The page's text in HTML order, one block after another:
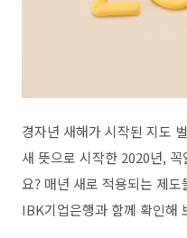
경자년 새해가 시작된 지도
새 뜻으로 시작한 2020년,
요? 매년 새로 적용되는 제
IBK기업은행과 함께 확인해